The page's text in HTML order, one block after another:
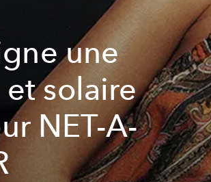
une
solaire
NET-A-